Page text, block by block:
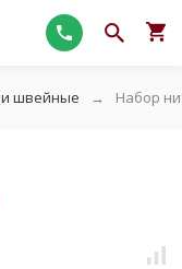
швейные Набор